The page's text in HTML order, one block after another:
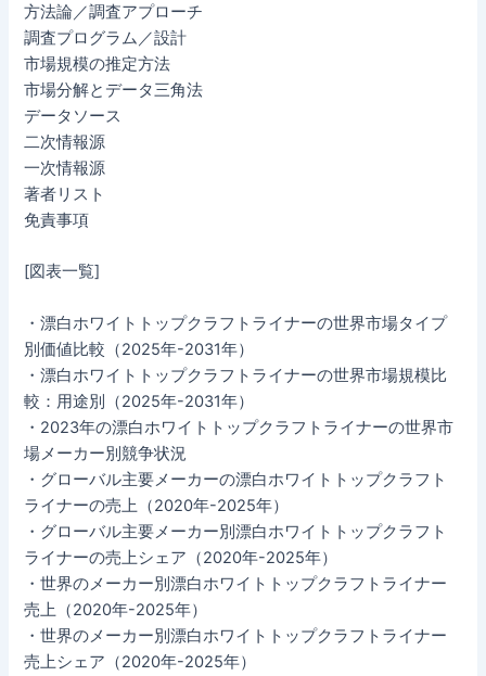
方法論／調査アプローチ
調査プログラム／設計
市場規模の推定方法
市場分解とデータ三角法
データソース
二次情報源
一次情報源
著者リスト
免責事項
[図表一覧]
・漂白ホワイトトップクラフトライナーの世界市場タイプ
別価値比較（2025年-2031年）
・漂白ホワイトトップクラフトライナーの世界市場規模比
較：用途別（2025年-2031年）
・2023年の漂白ホワイトトップクラフトライナーの世界市
場メーカー別競争状況
・グローバル主要メーカーの漂白ホワイトトップクラフト
ライナーの売上（2020年-2025年）
・グローバル主要メーカー別漂白ホワイトトップクラフト
ライナーの売上シェア（2020年-2025年）
・世界のメーカー別漂白ホワイトトップクラフトライナー
売上（2020年-2025年）
・世界のメーカー別漂白ホワイトトップクラフトライナー
売上シェア（2020年-2025年）